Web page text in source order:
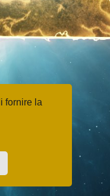
fornire la